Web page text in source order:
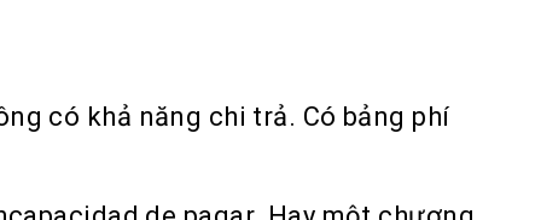
có khả năng chi trả. Có bảng phí